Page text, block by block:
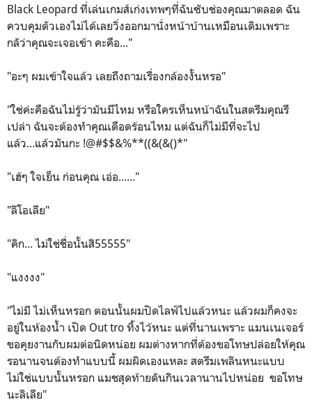
Black Leopard ที่เล่นเกมส์เก่งเทพๆที่ฉันซับช่องคุณมาตลอด ฉัน
ควบคุมตัวเองไม่ได้เลยวิ่งออกมานั่งหน้าบ้านเหมือนเดิมเพราะ
กลัว่าคุณจะเจอเข้า คะคือ..."
"อะๆ ผมเข้าใจแล้ว เลยถึงถามเรื่องกล้องงั้นหรอ"
"ใช่ค่ะคือฉันไม่รู้ว่ามันมีไหม หรือใครเห็นหน้าฉันในสตรีมคุณรึ
เปล่า ฉันจะต้องทำคุณเดือดร้อนไหม แต่ฉันก็ไม่มีที่จะไป
แล้ว...แล้วมันกะ !@#$$&%**((&(&()*"
"เฮ้ๆ ใจเย็น ก่อนคุณ เอ่อ......"
"ลิโอเลีย"
"คิก... ไม่ใช่ชื่อนั้นสิ55555"
"แงงงง"
"ไม่มี ไม่เห็นหรอก ตอนนั้นผมปิดไลฟ์ไปแล้วหนะ แล้วผมก็คงจะ
อยู่ในห้องน้ำ เปิด Out tro ทิ้งไว้หนะ แต่ที่นานเพราะ แมนเนเจอร์
ขอคุยงานกับผมต่อนิดหน่อย ผมต่างหากที่ต้องขอโทษปล่อยให้คุณ
รอนานจนต้องทำแบบนี้ ผมผิดเองแหละ สตรีมเพลินหนะแบบ
ไม่ใช่แบบนั้นหรอก แมชสุดท้ายดันกินเวลานานไปหน่อย ขอโทษ
นะลิเลีย"